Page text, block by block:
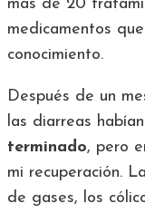
más de 20
medicamentos
conocimiento.
Después de un
las diarreas
terminado, pero
mi recuperación.
de gases, los